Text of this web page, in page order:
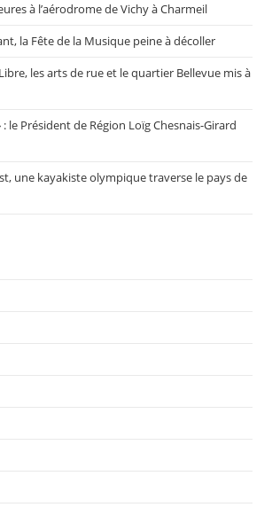
à l’aérodrome de Vichy à Charmeil
la Fête de la Musique peine à décoller
les arts de rue et le quartier Bellevue mis à
le Président de Région Loïg Chesnais-Girard
une kayakiste olympique traverse le pays de